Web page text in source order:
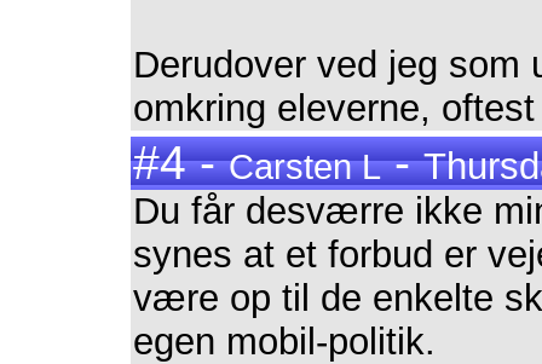
Derudover ved jeg som
omkring eleverne,
#4 -Carsten L-
Du får desværre ikke
synes at et forbud er
være op til de enkelte
egen mobil-politik.